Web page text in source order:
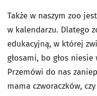
Także w naszym zoo
w kalendarzu. Dlatego
edukacyjną, w której
głosami, bo głos
Przemówi do nas
mama czworaczków,